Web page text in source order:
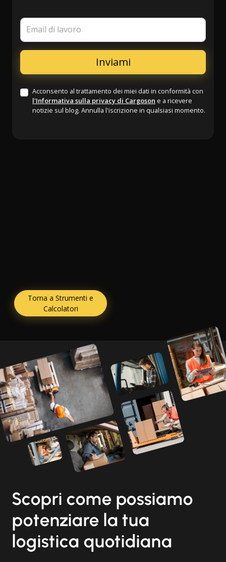
Email di lavoro
Acconsento al trattamento dei miei dati in conformità con
l'Informativa sulla privacy di Cargoson e a ricevere
notizie sul blog. Annulla l'iscrizione in qualsiasi momento.
Torna a Strumenti e
Calcolatori
Scopri come possiamo
potenziare la tua
logistica quotidiana